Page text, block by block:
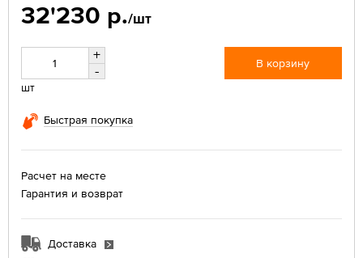
32'230 р./шт
+
-
шт
В корзину
Быстрая покупка
Расчет на месте
Гарантия и возврат
Доставка